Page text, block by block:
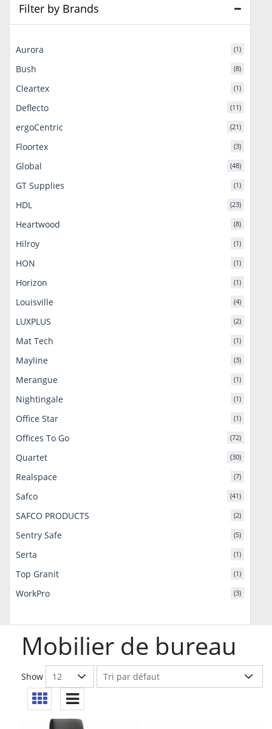
Mobilier de bureau
Show
Filter by Brands
Aurora (1)
Bush (8)
Cleartex (1)
Deflecto (11)
ergoCentric (21)
Floortex (3)
Global (48)
GT Supplies (1)
HDL (23)
Heartwood (8)
Hilroy (1)
HON (1)
Horizon (1)
Louisville (4)
LUXPLUS (2)
Mat Tech (1)
Mayline (3)
Merangue (1)
Nightingale (1)
Office Star (1)
Offices To Go (72)
Quartet (30)
Realspace (7)
Safco (41)
SAFCO PRODUCTS (2)
Sentry Safe (5)
Serta (1)
Top Granit (1)
WorkPro (3)